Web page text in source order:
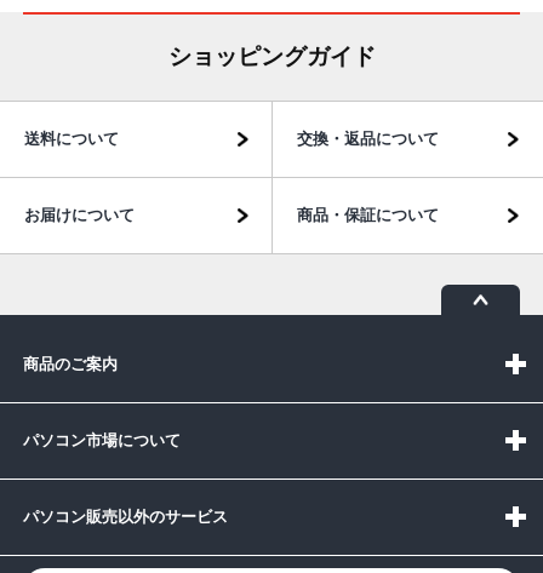
ショッピングガイド
送料について 交換・返品について
お届けについて 商品・保証について
商品のご案内
パソコン市場について
パソコン販売以外のサービス